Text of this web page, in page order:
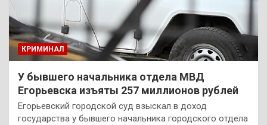
КРИМИНАЛ
У бывшего начальника отдела МВД
Егорьевска изъяты 257 миллионов рублей
Егорьевский городской суд взыскал в доход
государства у бывшего начальника городского отдела